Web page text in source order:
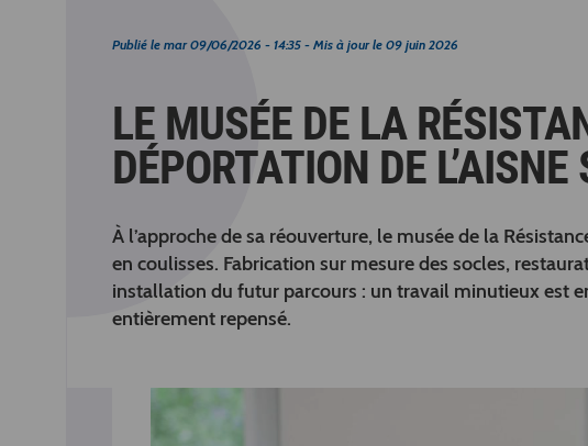
Publié le mar 09/06/2026 - 14:35 - Mis à jour le 09 juin 2026
LE MUSÉE DE LA
DÉPORTATION DE
À l’approche de sa réouverture, le musée de la
en coulisses. Fabrication sur mesure des socles,
installation du futur parcours : un travail minutieux est
entièrement repensé.